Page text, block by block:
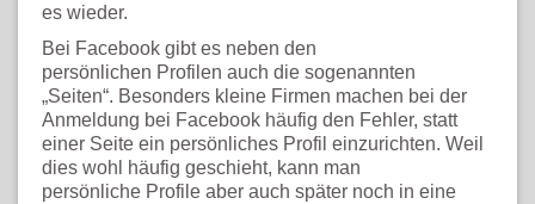
es wieder.
Bei Facebook gibt es neben den
persönlichen Profilen auch die sogenannten
„Seiten“. Besonders kleine Firmen machen bei der
Anmeldung bei Facebook häufig den Fehler, statt
einer Seite ein persönliches Profil einzurichten. Weil
dies wohl häufig geschieht, kann man
persönliche Profile aber auch später noch in eine